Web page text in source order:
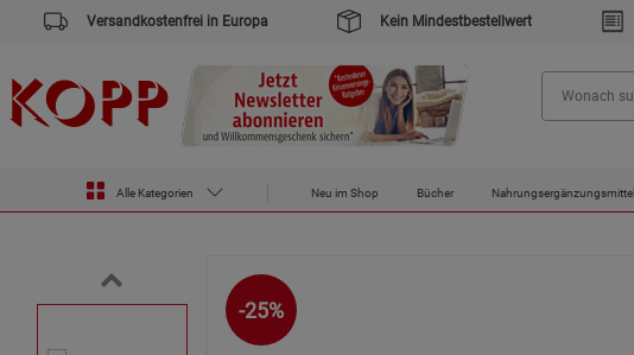
Versandkostenfrei in Europa Kein Mindestbestellwert
Alle Kategorien Neu im Shop Bücher Nahrungsergänzungsmittel
Zur Startseite des Kopp Verlag Online-Shop
Drogerie Kerzen Dankbarkeitskerze »Neujahrswünsche«
-25%